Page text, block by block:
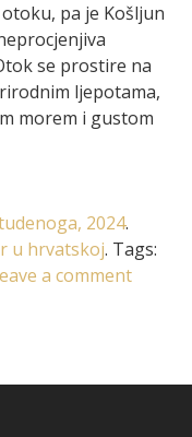
pa je Košljun
se prostire na
ljepotama,
morem i gustom
2024.
u hrvatskoj. Tags:
a commenton